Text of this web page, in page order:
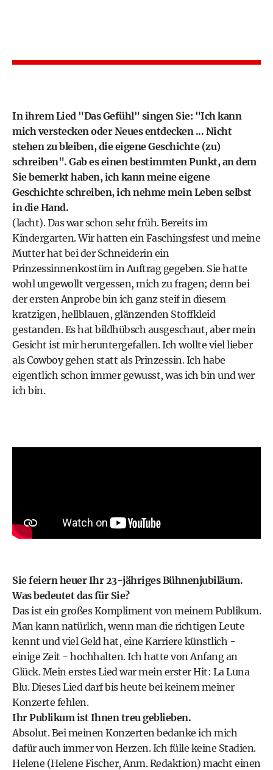
In ihrem Lied "Das Gefühl" singen Sie: "Ich kann
mich verstecken oder Neues entdecken ... Nicht
stehen zu bleiben, die eigene Geschichte (zu)
schreiben". Gab es einen bestimmten Punkt, an dem
Sie bemerkt haben, ich kann meine eigene
Geschichte schreiben, ich nehme mein Leben selbst
in die Hand.
(lacht). Das war schon sehr früh. Bereits im
Kindergarten. Wir hatten ein Faschingsfest und meine
Mutter hat bei der Schneiderin ein
Prinzessinnenkostüm in Auftrag gegeben. Sie hatte
wohl ungewollt vergessen, mich zu fragen; denn bei
der ersten Anprobe bin ich ganz steif in diesem
kratzigen, hellblauen, glänzenden Stoffkleid
gestanden. Es hat bildhübsch ausgeschaut, aber mein
Gesicht ist mir heruntergefallen. Ich wollte viel lieber
als Cowboy gehen statt als Prinzessin. Ich habe
eigentlich schon immer gewusst, was ich bin und wer
ich bin.
Sie feiern heuer Ihr 23-jähriges Bühnenjubiläum.
Was bedeutet das für Sie?
Das ist ein großes Kompliment von meinem Publikum.
Man kann natürlich, wenn man die richtigen Leute
kennt und viel Geld hat, eine Karriere künstlich -
einige Zeit - hochhalten. Ich hatte von Anfang an
Glück. Mein erstes Lied war mein erster Hit: La Luna
Blu. Dieses Lied darf bis heute bei keinem meiner
Konzerte fehlen.
Ihr Publikum ist Ihnen treu geblieben.
Absolut. Bei meinen Konzerten bedanke ich mich
dafür auch immer von Herzen. Ich fülle keine Stadien.
Helene (Helene Fischer, Anm. Redaktion) macht einen